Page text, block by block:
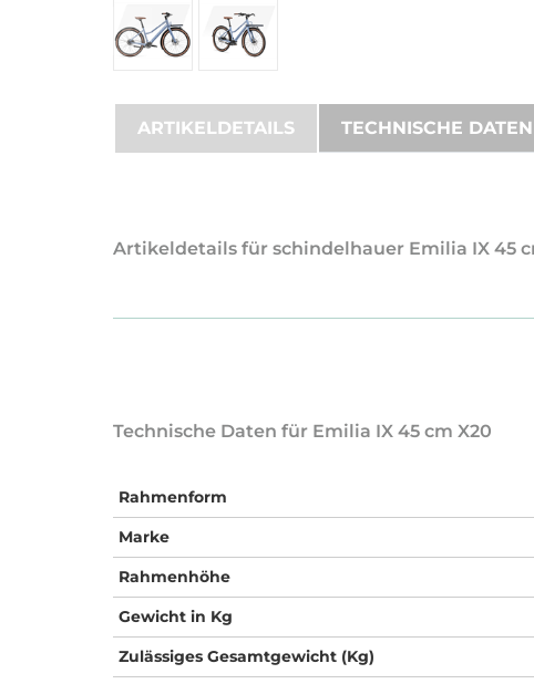
ARTIKELDETAILS TECHNISCHE DATEN
Artikeldetails für schindelhauer Emilia IX 45
Technische Daten für Emilia IX 45 cm X20
Rahmenform
Marke
Rahmenhöhe
Gewicht in Kg
Zulässiges Gesamtgewicht (Kg)